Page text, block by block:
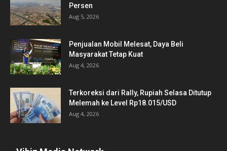
Persen
Aug 5, 2026
Penjualan Mobil Melesat, Daya Beli
Masyarakat Tetap Kuat
Aug 4, 2026
Terkoreksi dari Rally, Rupiah Selasa Ditutup
Melemah ke Level Rp18.015/USD
Aug 4, 2026